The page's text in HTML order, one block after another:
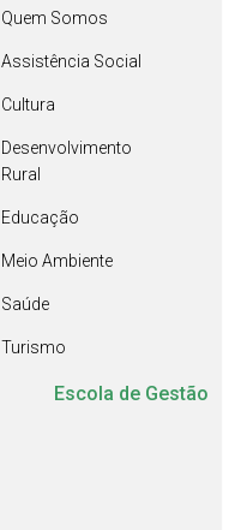
Quem Somos
Assistência Social
Cultura
Desenvolvimento
Rural
Educação
Meio Ambiente
Saúde
Turismo
Escola de Gestão